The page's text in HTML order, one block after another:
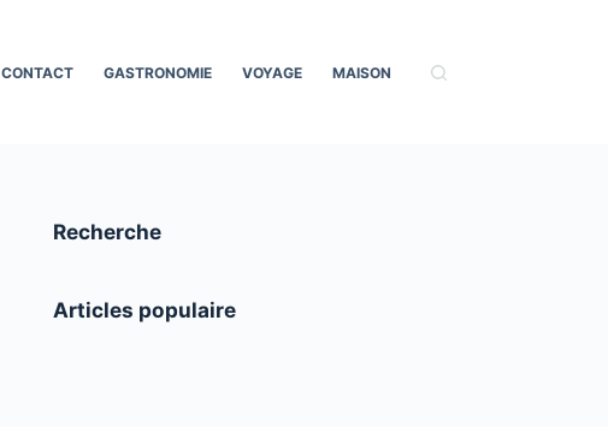
CONTACT GASTRONOMIE VOYAGE MAISON
Recherche
Articles populaire